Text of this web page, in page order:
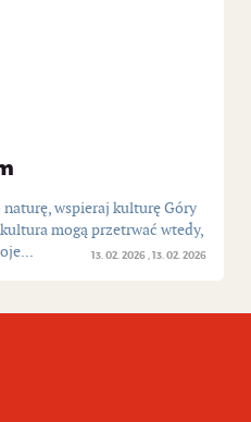
13. 02. 2026 13. 02. 2026
naturę, wspieraj kulturę Góry
mogą przetrwać wtedy,